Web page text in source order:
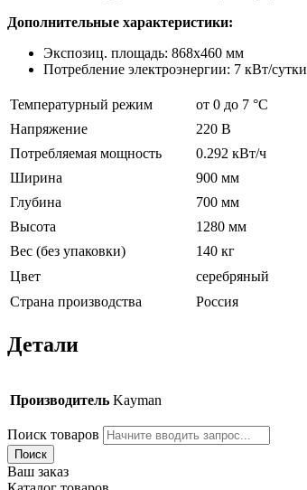
Дополнительные характеристики:
Экспозиц. площадь: 868х460 мм
Потребление электроэнергии: 7 кВт/сутки
Температурный режим
от 0 до 7 °С
Напряжение
220 В
Потребляемая мощность
0.292 кВт/ч
Ширина
900 мм
Глубина
700 мм
Высота
1280 мм
Вес (без упаковки)
140 кг
Цвет
серебряный
Страна производства
Россия
Детали
Производитель Kayman
Поиск товаров
Поиск
Ваш заказ